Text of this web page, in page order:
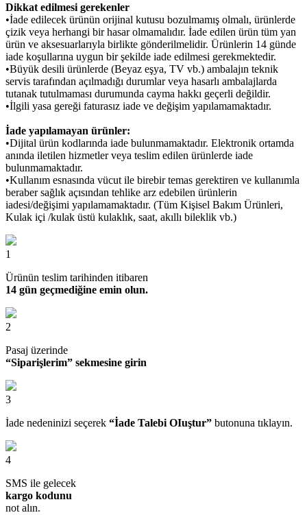
Dikkat edilmesi gerekenler
•İade edilecek ürünün orijinal kutusu bozulmamış olmalı, ürünlerde
çizik veya herhangi bir hasar olmamalıdır. İade edilen ürün tüm yan
ürün ve aksesuarlarıyla birlikte gönderilmelidir. Ürünlerin 14 günde
iade koşullarına uygun bir şekilde iade edilmesi gerekmektedir.
•Büyük desili ürünlerde (Beyaz eşya, TV vb.) ambalajın teknik
servis tarafından açılmadığı durumlar veya hasarlı ambalajlarda
tutanak tutulmaması durumunda cayma hakkı geçerli değildir.
•İlgili yasa gereği faturasız iade ve değişim yapılamamaktadır.
İade yapılamayan ürünler:
•Dijital ürün kodlarında iade bulunmamaktadır. Elektronik ortamda
anında iletilen hizmetler veya teslim edilen ürünlerde iade
bulunmamaktadır.
•Kullanım esnasında vücut ile birebir temas gerektiren ve kullanımla
beraber sağlık açısından tehlike arz edebilen ürünlerin
iadesi/değişimi yapılamamaktadır. (Tüm Kişisel Bakım Ürünleri,
Kulak içi /kulak üstü kulaklık, saat, akıllı bileklik vb.)
1
Ürünün teslim tarihinden itibaren
14 gün geçmediğine emin olun.
2
Pasaj üzerinde
“Siparişlerim” sekmesine girin
3
İade nedeninizi seçerek “İade Talebi OIuştur” butonuna tıklayın.
4
SMS ile gelecek
kargo kodunu
not alın.